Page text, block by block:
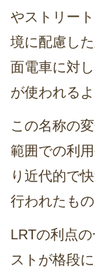
やストリー
境に配慮し
面電車に対
が使われる
この名称の
範囲での利
り近代的で
行われたもの
LRTの利点
ストが格段